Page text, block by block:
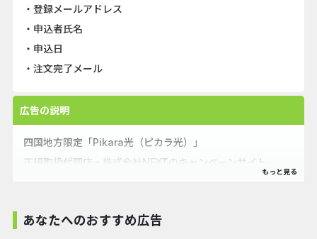
・登録メールアドレス
・申込者氏名
・申込日
・注文完了メール
広告の説明
四国地方限定「Pikara光（ピカラ光）」
正規取扱代理店・株式会社NEXTのキャンペーンサイト
■Pikara光（ピカラ光）とは
あなたへのおすすめ広告